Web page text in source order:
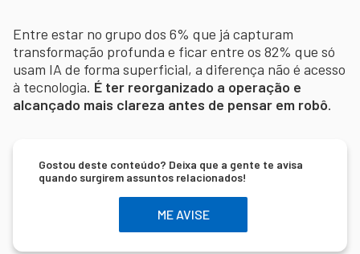
Entre estar no grupo dos 6% que já capturam
transformação profunda e ficar entre os 82% que só
usam IA de forma superficial, a diferença não é acesso
à tecnologia. É ter reorganizado a operação e
alcançado mais clareza antes de pensar em robô.
Gostou deste conteúdo? Deixa que a gente te avisa
quando surgirem assuntos relacionados!
ME AVISE